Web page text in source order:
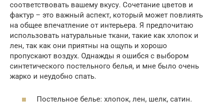
соответствовать вашему вкусу. Сочетание цветов и
фактур – это важный аспект, который может повлиять
на общее впечатление от интерьера. Я предпочитаю
использовать натуральные ткани, такие как хлопок и
лен, так как они приятны на ощупь и хорошо
пропускают воздух. Однажды я ошибся с выбором
синтетического постельного белья, и мне было очень
жарко и неудобно спать.
Постельное белье: хлопок, лен, шелк, сатин.